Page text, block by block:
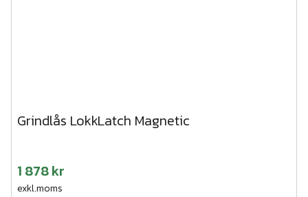
Grindlås LokkLatch Magnetic
1 878 kr
exkl.moms